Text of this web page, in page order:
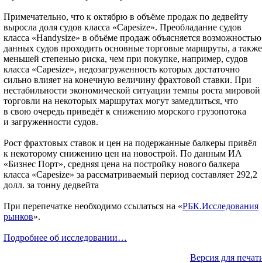
Примечательно, что к октябрю в объёме продаж по дедвейту
выросла доля судов класса «Capesize». Преобладание судов
класса «Handysize» в объёме продаж объясняется возможностью
данных судов проходить основные торговые маршруты, а также
меньшей степенью риска, чем при покупке, например, судов
класса «Capesize», недозагруженность которых достаточно
сильно влияет на конечную величину фрахтовой ставки. При
нестабильности экономической ситуации темпы роста мировой
торговли на некоторых маршрутах могут замедлиться, что
в свою очередь приведёт к снижению морского грузопотока
и загруженности судов.
Рост фрахтовых ставок и цен на подержанные балкеры привёл
к некоторому снижению цен на новострой. По данным ИА
«Бизнес Порт», средняя цена на постройку нового балкера
класса «Capesize» за рассматриваемый период составляет 292,2
долл. за тонну дедвейта
При перепечатке необходимо ссылаться на «РБК.Исследования
рынков».
Подробнее об исследовании…
Версия для